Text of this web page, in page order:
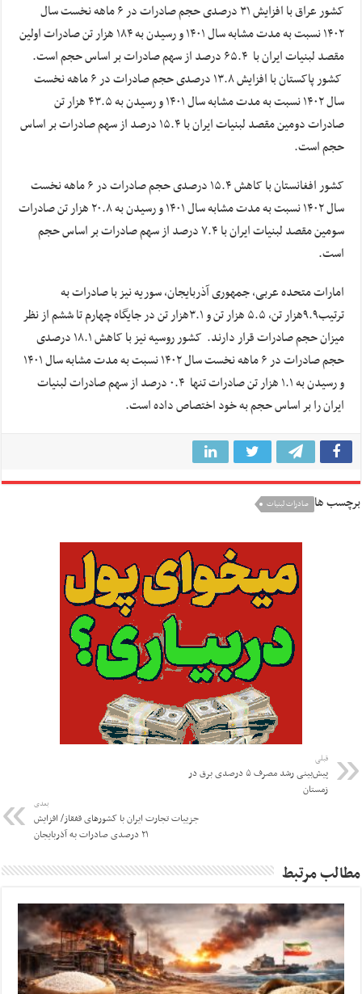
کشور عراق با افزایش ۳۱ درصدی حجم صادرات در ۶ ماهه نخست سال
۱۴۰۲ نسبت به مدت مشابه سال ۱۴۰۱ و رسیدن به ۱۸۴ هزار تن صادرات اولین
مقصد لبنیات ایران با ۶۵.۴ درصد از سهم صادرات بر اساس حجم است.
کشور پاکستان با افزایش ۱۳.۸ درصدی حجم صادرات در ۶ ماهه نخست
سال ۱۴۰۲ نسبت به مدت مشابه سال ۱۴۰۱ و رسیدن به ۴۳.۵ هزار تن
صادرات دومین مقصد لبنیات ایران با ۱۵.۴ درصد از سهم صادرات بر اساس
حجم است.
کشور افغانستان با کاهش ۱۵.۴ درصدی حجم صادرات در ۶ ماهه نخست
سال ۱۴۰۲ نسبت به مدت مشابه سال ۱۴۰۱ و رسیدن به ۲۰.۸ هزار تن صادرات
سومین مقصد لبنیات ایران با ۷.۴ درصد از سهم صادرات بر اساس حجم
است.
امارات متحده عربی، جمهوری آذربایجان، سوریه نیز با صادرات به
ترتیب۹.۹هزار تن، ۵.۵ هزار تن و ۳.۱هزار تن در جایگاه چهارم تا ششم از نظر
میزان حجم صادرات قرار دارند. کشور روسیه نیز با کاهش ۱۸.۱ درصدی
حجم صادرات در ۶ ماهه نخست سال ۱۴۰۲ نسبت به مدت مشابه سال ۱۴۰۱
و رسیدن به ۱.۱ هزار تن صادرات تنها ۰.۴ درصد از سهم صادرات لبنیات
ایران را بر اساس حجم به خود اختصاص داده است.
برچسب ها صادرات لبنیات
قبلی
پیش‌بینی رشد مصرف ۵ درصدی برق در
زمستان
بعدی
جزییات تجارت ایران با کشورهای قفقاز/ افزایش
۲۱ درصدی صادرات به آذربایجان
مطالب مرتبط